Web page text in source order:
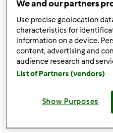
Gio, 05/04/2017 - 08:55
Buongiorno a tutti,
Lo sapevate che il mieleè il
dolomiti?
Quello dellaprovincia di
speciale: insignito del marchio
particolarmente pregiato,
modo artigianale e si
seconda dell'origine
We and our partners
Use precise geolocation
characteristics for
information on a device.
content, advertising and
audience research and
List of Partners (vendors)
Show Purposes